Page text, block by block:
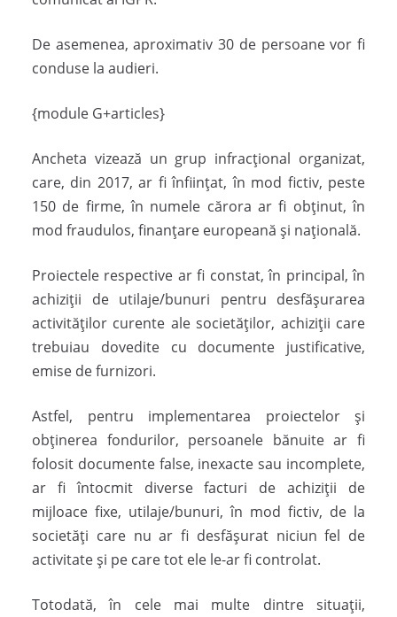
De asemenea, aproximativ 30 de persoane vor fi
conduse la audieri.
{module G+articles}
Ancheta vizează un grup infracţional organizat,
care, din 2017, ar fi înfiinţat, în mod fictiv, peste
150 de firme, în numele cărora ar fi obţinut, în
mod fraudulos, finanţare europeană şi naţională.
Proiectele respective ar fi constat, în principal, în
achiziţii de utilaje/bunuri pentru desfăşurarea
activităţilor curente ale societăţilor, achiziţii care
trebuiau dovedite cu documente justificative,
emise de furnizori.
Astfel, pentru implementarea proiectelor şi
obţinerea fondurilor, persoanele bănuite ar fi
folosit documente false, inexacte sau incomplete,
ar fi întocmit diverse facturi de achiziţii de
mijloace fixe, utilaje/bunuri, în mod fictiv, de la
societăţi care nu ar fi desfăşurat niciun fel de
activitate şi pe care tot ele le-ar fi controlat.
Totodată, în cele mai multe dintre situaţii,